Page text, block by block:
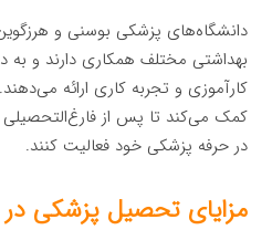
دانشگاه‌های پزشکی بوسنی و هرزگوین
بهداشتی مختلف همکاری دارند و
کارآموزی و تجربه کاری ارائه
کمک می‌کند تا پس از فارغ‌التحصیلی
در حرفه پزشکی خود فعالیت کنند.
مزایای تحصیل پزشکی